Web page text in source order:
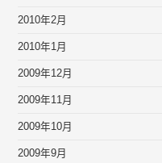
2010年2月
2010年1月
2009年12月
2009年11月
2009年10月
2009年9月